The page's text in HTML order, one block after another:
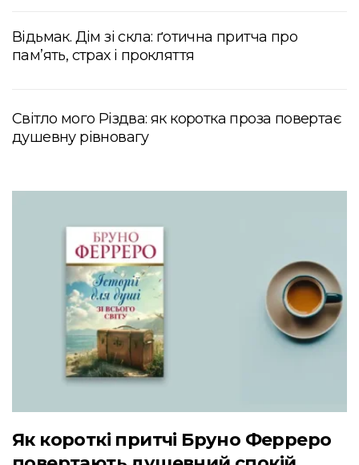
Відьмак. Дім зі скла: ґотична притча про
пам’ять, страх і прокляття
Світло мого Різдва: як коротка проза повертає
душевну рівновагу
Як короткі притчі Бруно Ферреро